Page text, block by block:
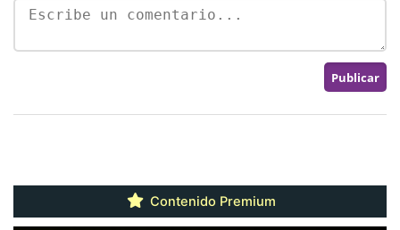
Contenido Premium